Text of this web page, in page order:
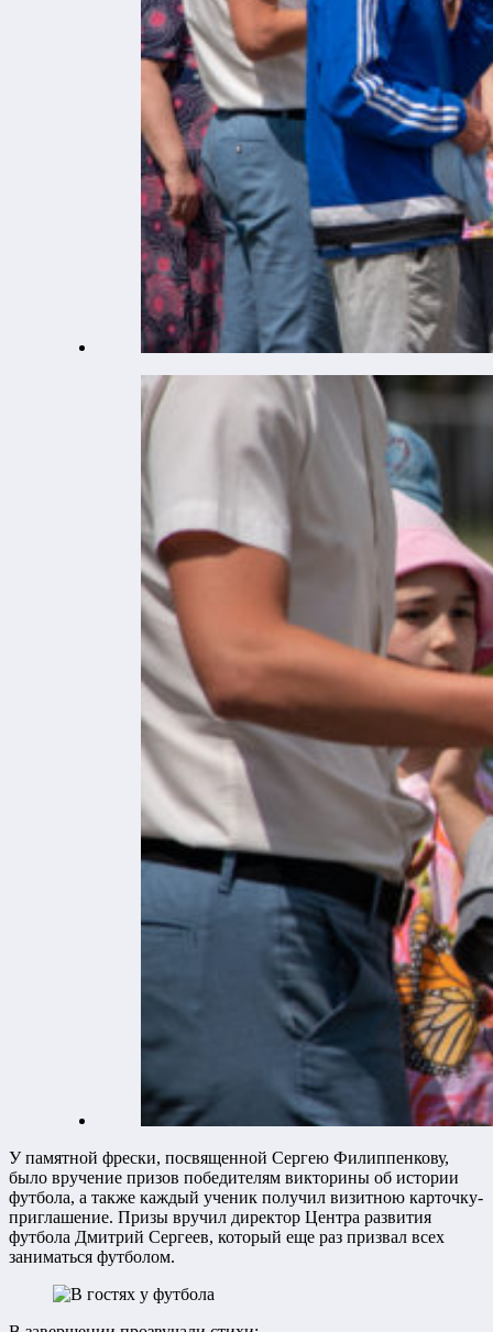
У памятной фрески, посвященной Сергею Филиппенкову,
было вручение призов победителям викторины об истории
футбола, а также каждый ученик получил визитною карточку-
приглашение. Призы вручил директор Центра развития
футбола Дмитрий Сергеев, который еще раз призвал всех
заниматься футболом.